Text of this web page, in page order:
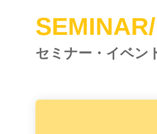
AIリテラシーコース
大規模言語モデル時代のAIリテラ
まで。AIを使いこなすプロンプトリテ
お客様の課題解決のプロセスと成果を、インタ
お客様の声
導入企業一覧
AI活用や人材育成に役立つ、課題解決のため
供します
お知らせ
UMUコースマーケット
世界203カ国・国内28,000社以上の導入実績
ミッション・ビジョン、社名に込められた想い
セミナー・イベン